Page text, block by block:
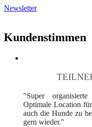
Newsletter
Kundenstimmen
"Super
Optimale Location
auch die Hunde zu
gern wieder."